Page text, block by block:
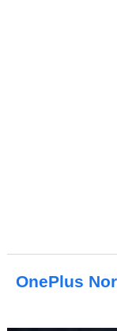
OnePlus